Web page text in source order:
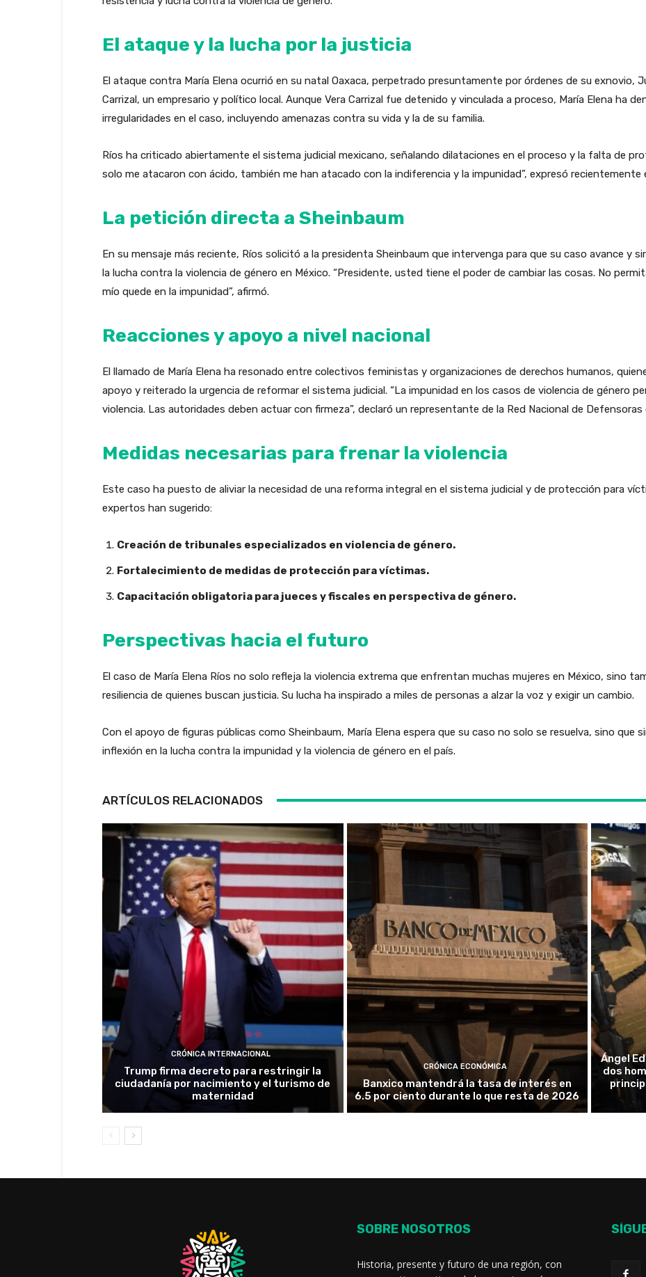
El ataque y la lucha por la justicia
El ataque contra María Elena ocurrió en su natal Oaxaca, perpetrado presuntamente por órdenes de su exnovio,
Carrizal, un empresario y político local. Aunque Vera Carrizal fue detenido y vinculada a proceso, María Elena ha
irregularidades en el caso, incluyendo amenazas contra su vida y la de su familia.
Ríos ha criticado abiertamente el sistema judicial mexicano, señalando dilataciones en el proceso y la falta de
solo me atacaron con ácido, también me han atacado con la indiferencia y la impunidad”, expresó recientemente
La petición directa a Sheinbaum
En su mensaje más reciente, Ríos solicitó a la presidenta Sheinbaum que intervenga para que su caso avance y
la lucha contra la violencia de género en México. “Presidente, usted tiene el poder de cambiar las cosas. No
mío quede en la impunidad”, afirmó.
Reacciones y apoyo a nivel nacional
El llamado de María Elena ha resonado entre colectivos feministas y organizaciones de derechos humanos,
apoyo y reiterado la urgencia de reformar el sistema judicial. “La impunidad en los casos de violencia de género
violencia. Las autoridades deben actuar con firmeza”, declaró un representante de la Red Nacional de
Medidas necesarias para frenar la violencia
Este caso ha puesto de aliviar la necesidad de una reforma integral en el sistema judicial y de protección para
expertos han sugerido:
Creación de tribunales especializados en violencia de género.
Fortalecimiento de medidas de protección para víctimas.
Capacitación obligatoria para jueces y fiscales en perspectiva de género.
Perspectivas hacia el futuro
El caso de María Elena Ríos no solo refleja la violencia extrema que enfrentan muchas mujeres en México, sino
resiliencia de quienes buscan justicia. Su lucha ha inspirado a miles de personas a alzar la voz y exigir un cambio.
Con el apoyo de figuras públicas como Sheinbaum, María Elena espera que su caso no solo se resuelva, sino que
inflexión en la lucha contra la impunidad y la violencia de género en el país.
ARTÍCULOS RELACIONADOS
CRÓNICA INTERNACIONAL
Trump firma decreto para restringir la
ciudadanía por nacimiento y el turismo de
maternidad
CRÓNICA ECONÓMICA
Banxico mantendrá la tasa de interés en
6.5 por ciento durante lo que resta de 2026
Ángel
dos
SOBRE NOSOTROS
Historia, presente y futuro de una región, con